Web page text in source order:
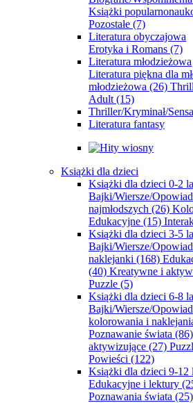
Książki
Pozostałe (7)
Literatura obyczajowa
Erotyka i Romans (7)
Literatura młodzieżowa
Literatura piękna dla
młodzieżowa (26)
Adult (15)
Thriller/Kryminał/
Literatura fantasy
Książki dla dzieci
Książki dla dzieci 0-2
Bajki/Wiersze/
najmłodszych (26)
Edukacyjne (15)
Książki dla dzieci 3-5
Bajki/Wiersze/
naklejanki (168)
(40) Kreatywne i
Puzzle (5)
Książki dla dzieci 6-8
Bajki/Wiersze/
kolorowania i
Poznawanie świata (86)
aktywizujące (27)
Powieści (122)
Książki dla dzieci 9-12
Edukacyjne i lektury
Poznawania świata (25)